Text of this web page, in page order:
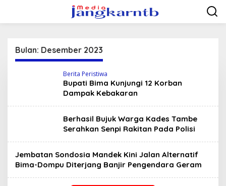
konten
Bulan: Desember 2023
Berita Peristiwa
Bupati Bima Kunjungi 12 Korban
Dampak Kebakaran
Berhasil Bujuk Warga Kades Tambe
Serahkan Senpi Rakitan Pada Polisi
Jembatan Sondosia Mandek Kini Jalan Alternatif
Bima-Dompu Diterjang Banjir Pengendara Geram